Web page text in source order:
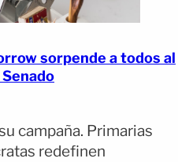
sorpende a todos al
campaña. Primarias
redefinen